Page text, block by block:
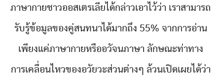
ภาษากายชาวออสเตรเลียได้กล่าวเอาไว้ว่า เราสามารถ
รับรู้ข้อมูลของคู่สนทนาได้มากถึง 55% จากการอ่าน
เพียงแค่ภาษากายหรืออวัจนภาษา ลักษณะท่าทาง
การเคลื่อนไหวของอวัยวะส่วนต่างๆ ล้วนเปิดเผยได้ว่า